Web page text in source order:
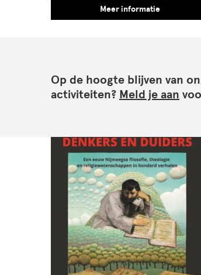
Meer informatie
Op de hoogte blijven van
activiteiten? Meld je aan